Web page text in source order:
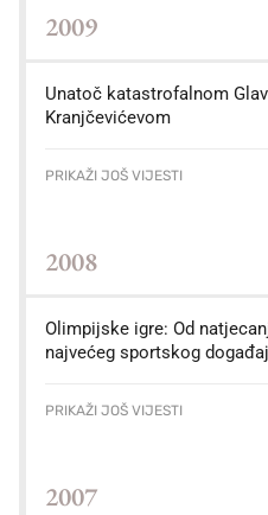
2009
Unatoč katastrofalnom
Kranjčevićevom
PRIKAŽI JOŠ VIJESTI
2008
Olimpijske igre: Od
najvećeg sportskog
PRIKAŽI JOŠ VIJESTI
2007